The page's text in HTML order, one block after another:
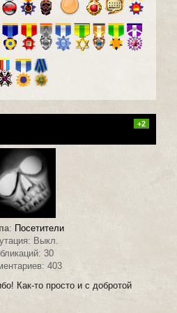
+2
: Посетители
Выкл.
30
403
Как-то просто и с добротой